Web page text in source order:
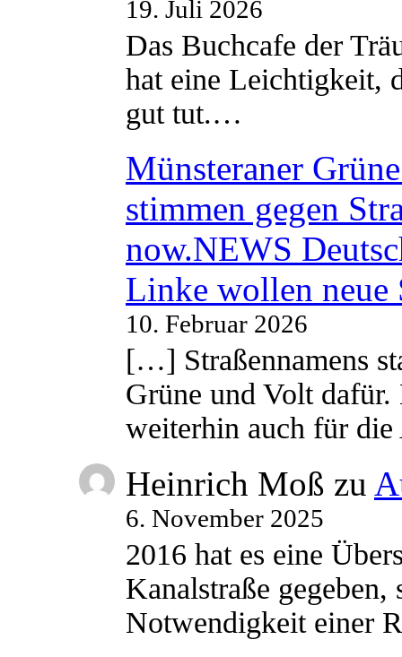
19. Juli 2026
Das Buchcafe der
hat eine Leichtigkeit,
gut tut.…
Münsteraner
stimmen gegen
now.NEWS
Linke wollen neue
10. Februar 2026
[…] Straßennamens
Grüne und Volt
weiterhin auch für
Heinrich Moß zu
6. November 2025
2016 hat es eine
Kanalstraße
Notwendigkeit einer